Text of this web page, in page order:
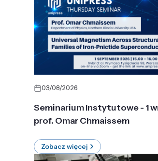
03/08/2026
Seminarium Instytutowe - 1
prof. Omar Chmaissem
Zobacz więcej